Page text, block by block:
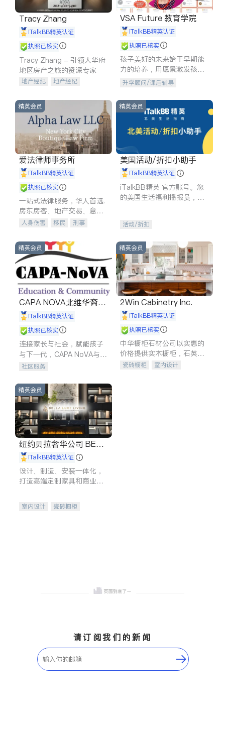
Tracy Zhang
iTalkBB精英认证
执照已核实
Tracy Zhang - 引领大华府
地区房产之旅的资深专家
地产经纪
地产经纪
商铺租售
VSA Future 教育学院
iTalkBB精英认证
执照已核实
孩子美好的未来始于早期能
力的培养，用愿景激发孩子
的学习潜力和动力。理念：
拥有成长型心态是成功的基
石。
升学顾问/课后辅导
精英会员
爱法律师事务所
iTalkBB精英认证
执照已核实
一站式法律服务，华人首选.
房东房客、地产交易、意外
伤害、车祸重伤、商业诉
建筑合同、刑事案件全包办
人身伤害 移民
刑事
信托/遗嘱
商业
索赔
律师-其它 保释
精英会员
美国活动/折扣小助手
iTalkBB精英认证
iTalkBB精英 官方账号。您
的美国生活福利播报员，精
专属福利。
活动/折扣
精英会员
CAPA NOVA北维华裔家
长会iTalkBB精英认证
执照已核实
连接家长与社会，赋能孩子
与下一代，CAPA NoVA与您
携手建设包容、公平、充满
社区服务
精英会员
2Win Cabinetry Inc.
iTalkBB精英认证
执照已核实
中华橱柜石材公司以实惠的
价格提供实木橱柜，石英石
台面，多种优质不锈钢水
瓷砖橱柜
室内设计
精英会员
纽约贝拉奢华公司 BELL
A LUXE
iTalkBB精英认证
设计、制造、安装一体化，
打造高端定制家具和商业空
室内设计
瓷砖橱柜
请订阅我们的新闻